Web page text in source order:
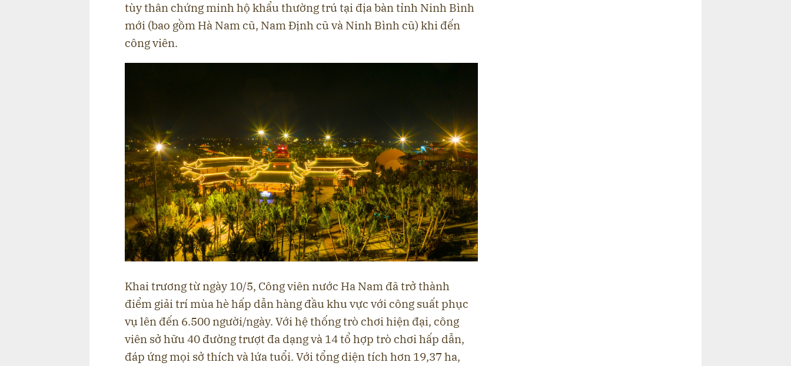
tùy thân chứng minh hộ khẩu thường trú tại địa bàn tỉnh Ninh Bình
mới (bao gồm Hà Nam cũ, Nam Định cũ và Ninh Bình cũ) khi đến
công viên.
Khai trương từ ngày 10/5, Công viên nước Ha Nam đã trở thành
điểm giải trí mùa hè hấp dẫn hàng đầu khu vực với công suất phục
vụ lên đến 6.500 người/ngày. Với hệ thống trò chơi hiện đại, công
viên sở hữu 40 đường trượt đa dạng và 14 tổ hợp trò chơi hấp dẫn,
đáp ứng mọi sở thích và lứa tuổi. Với tổng diện tích hơn 19,37 ha,